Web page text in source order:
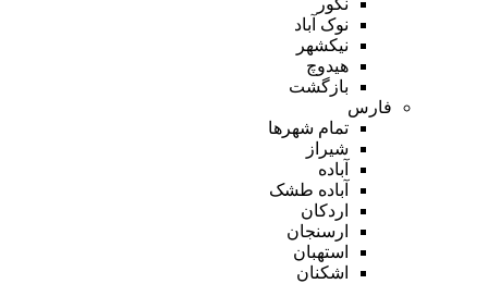
نوک آباد
نیکشهر
هیدوچ
بازگشت
فارس
تمام شهر‌ها
شیراز
آباده
آباده طشک
اردکان
ارسنجان
استهبان
اشکنان